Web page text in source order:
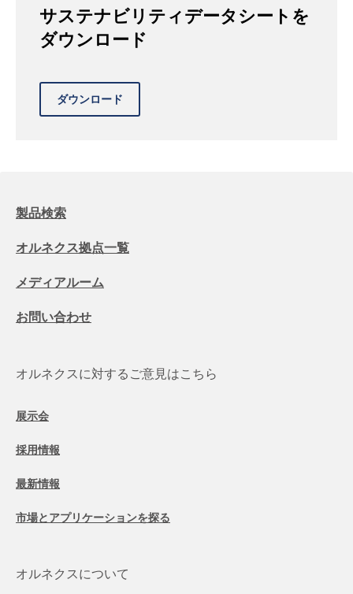
サステナビリティデータシートを
ダウンロード
製品検索
オルネクス拠点一覧
メディアルーム
お問い合わせ
オルネクスに対するご意見はこちら
展示会
採用情報
最新情報
市場とアプリケーションを探る
オルネクスについて